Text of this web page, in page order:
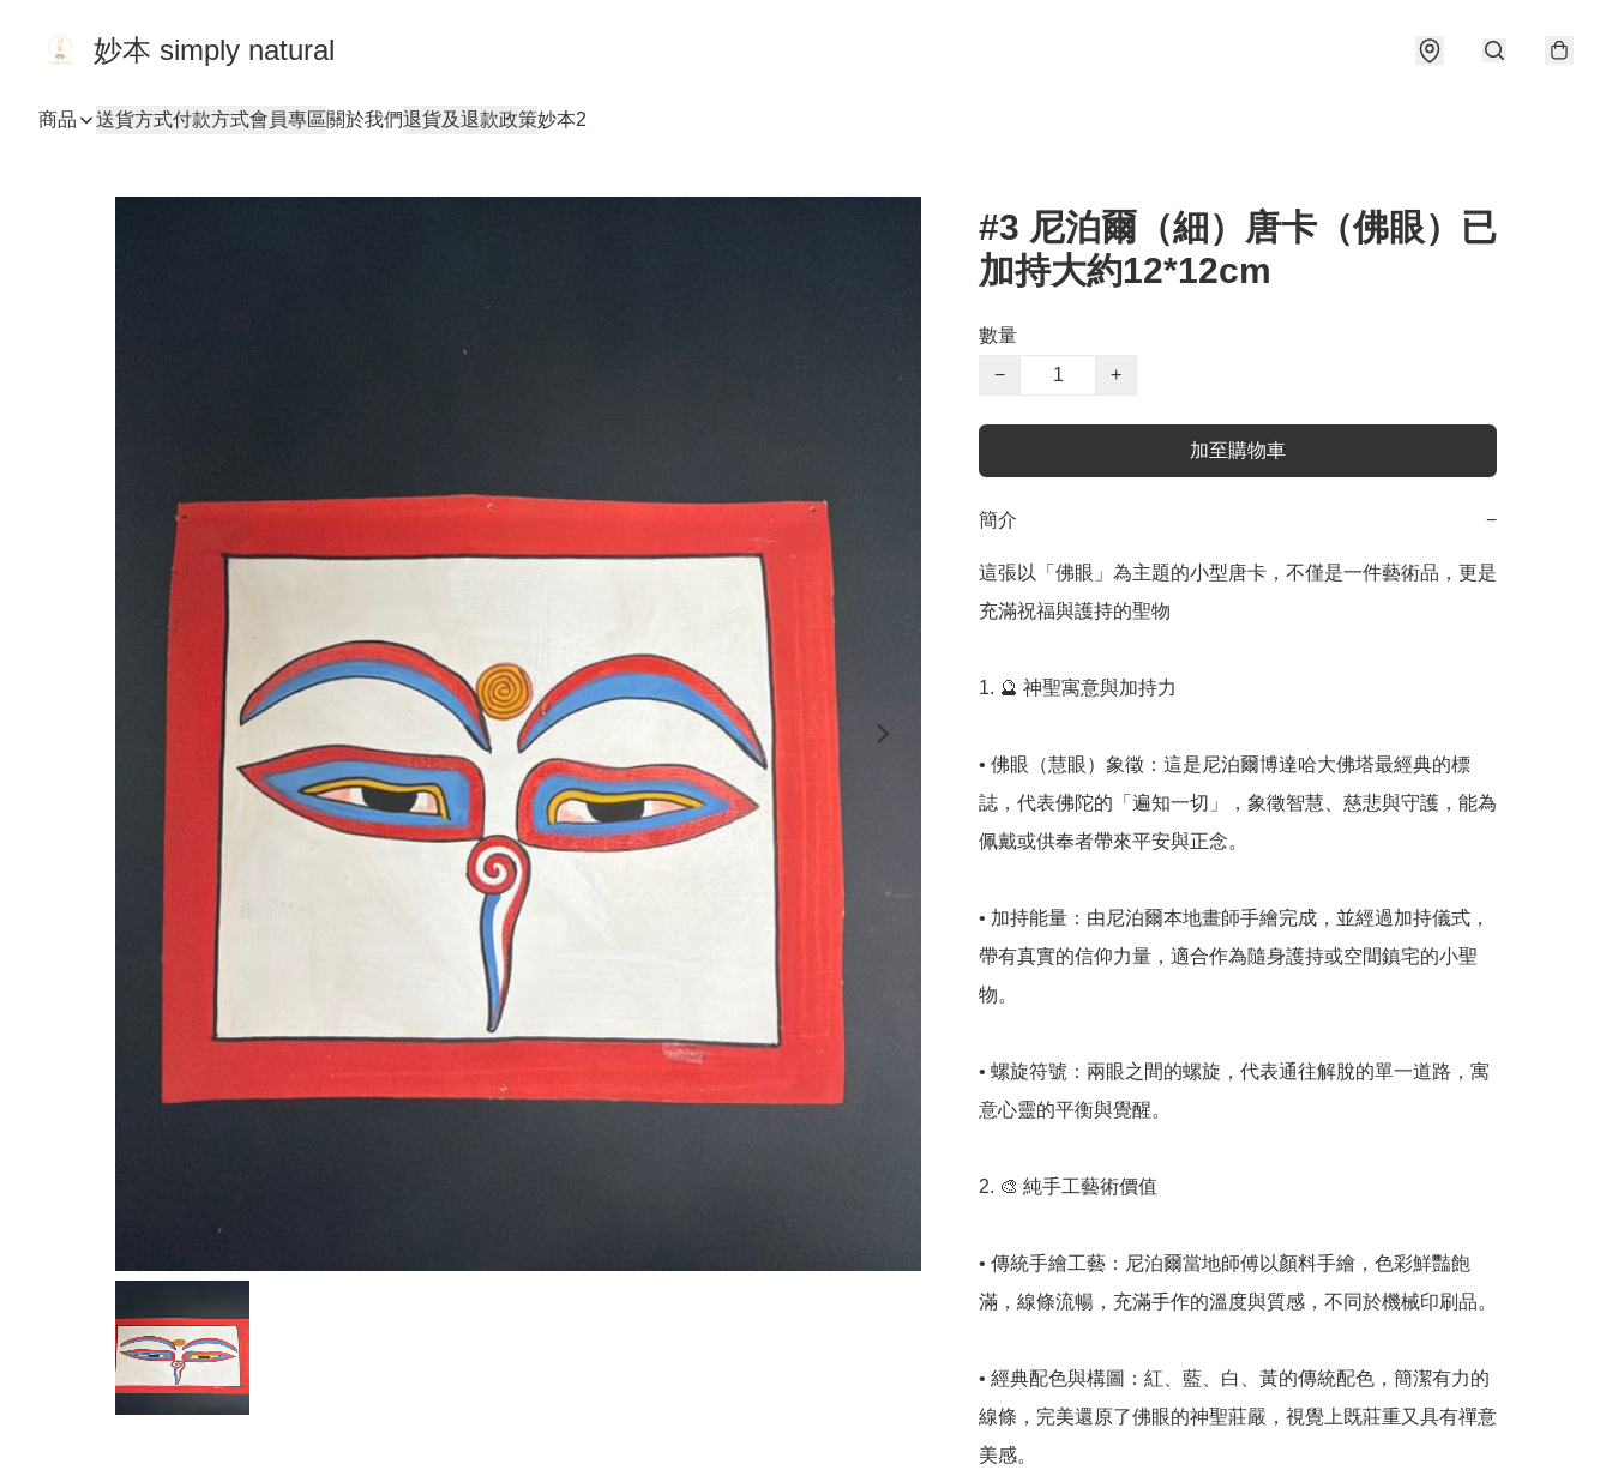
妙本 simply natural
商品 送貨方式付款方式會員專區關於我們退貨及退款政策妙本2
#3 尼泊爾（細）唐卡（佛眼）已
加持大約12*12cm
數量
−
+
加至購物車
簡介 −
這張以「佛眼」為主題的小型唐卡，不僅是一件藝術品，更是
充滿祝福與護持的聖物
1. 🔮 神聖寓意與加持力
• 佛眼（慧眼）象徵：這是尼泊爾博達哈大佛塔最經典的標
誌，代表佛陀的「遍知一切」，象徵智慧、慈悲與守護，能為
佩戴或供奉者帶來平安與正念。
• 加持能量：由尼泊爾本地畫師手繪完成，並經過加持儀式，
帶有真實的信仰力量，適合作為隨身護持或空間鎮宅的小聖
物。
• 螺旋符號：兩眼之間的螺旋，代表通往解脫的單一道路，寓
意心靈的平衡與覺醒。
2. 🎨 純手工藝術價值
• 傳統手繪工藝：尼泊爾當地師傅以顏料手繪，色彩鮮豔飽
滿，線條流暢，充滿手作的溫度與質感，不同於機械印刷品。
• 經典配色與構圖：紅、藍、白、黃的傳統配色，簡潔有力的
線條，完美還原了佛眼的神聖莊嚴，視覺上既莊重又具有禪意
美感。